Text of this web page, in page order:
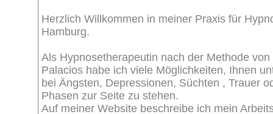
Herzlich Willkommen in meiner Praxis für
Hamburg.
Als Hypnosetherapeutin nach der Methode von
Palacios habe ich viele Möglichkeiten, Ihnen
bei Ängsten, Depressionen, Süchten , Trauer
Phasen zur Seite zu stehen.
Auf meiner Website beschreibe ich mein